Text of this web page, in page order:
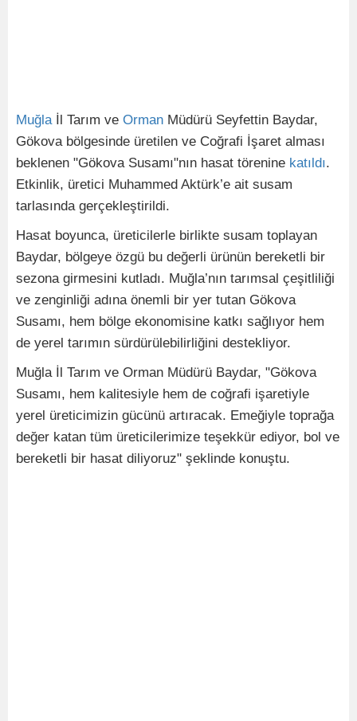
Muğla İl Tarım ve Orman Müdürü Seyfettin Baydar,
Gökova bölgesinde üretilen ve Coğrafi İşaret alması
beklenen "Gökova Susamı"nın hasat törenine katıldı.
Etkinlik, üretici Muhammed Aktürk’e ait susam
tarlasında gerçekleştirildi.
Hasat boyunca, üreticilerle birlikte susam toplayan
Baydar, bölgeye özgü bu değerli ürünün bereketli bir
sezona girmesini kutladı. Muğla’nın tarımsal çeşitliliği
ve zenginliği adına önemli bir yer tutan Gökova
Susamı, hem bölge ekonomisine katkı sağlıyor hem
de yerel tarımın sürdürülebilirliğini destekliyor.
Muğla İl Tarım ve Orman Müdürü Baydar, "Gökova
Susamı, hem kalitesiyle hem de coğrafi işaretiyle
yerel üreticimizin gücünü artıracak. Emeğiyle toprağa
değer katan tüm üreticilerimize teşekkür ediyor, bol ve
bereketli bir hasat diliyoruz" şeklinde konuştu.